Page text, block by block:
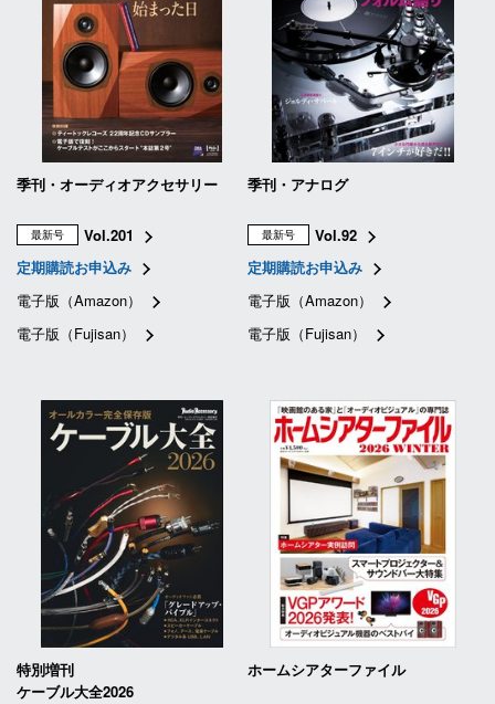
季刊・オーディオアクセサリー
最新号
Vol.201
定期購読お申込み
電子版（Amazon）
電子版（Fujisan）
季刊・アナログ
最新号
Vol.92
定期購読お申込み
電子版（Amazon）
電子版（Fujisan）
特別増刊
ケーブル大全2026
ホームシアターファイル